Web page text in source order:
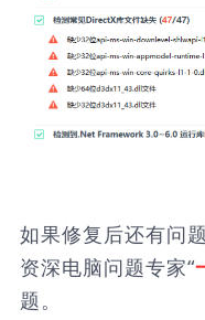
如果修复后还有问
资深电脑问题专家“
题。